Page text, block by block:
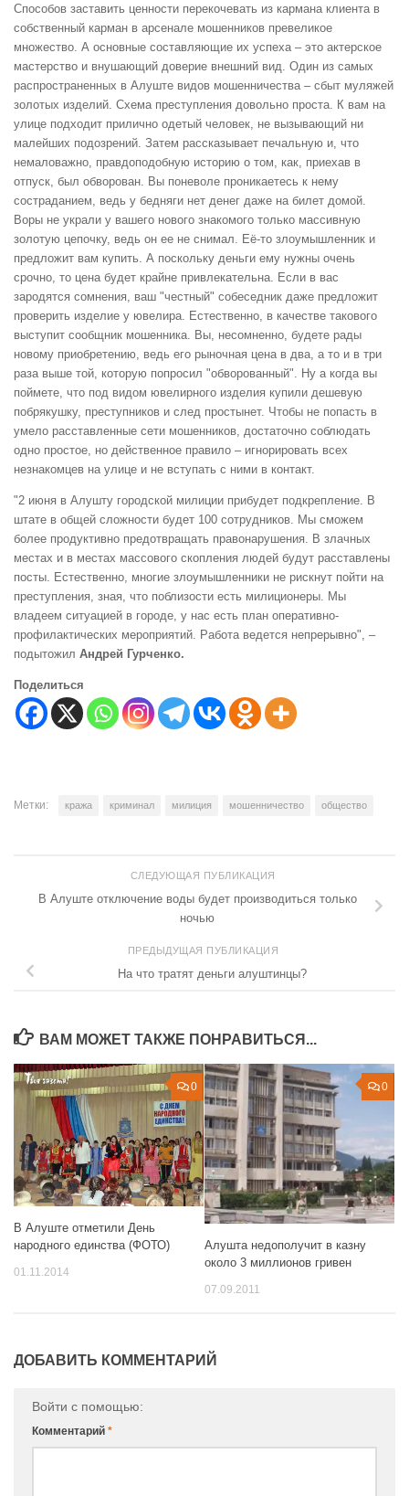
Способов заставить ценности перекочевать из кармана клиента в
собственный карман в арсенале мошенников превеликое
множество. А основные составляющие их успеха – это актерское
мастерство и внушающий доверие внешний вид. Один из самых
распространенных в Алуште видов мошенничества – сбыт муляжей
золотых изделий. Схема преступления довольно проста. К вам на
улице подходит прилично одетый человек, не вызывающий ни
малейших подозрений. Затем рассказывает печальную и, что
немаловажно, правдоподобную историю о том, как, приехав в
отпуск, был обворован. Вы поневоле проникаетесь к нему
состраданием, ведь у бедняги нет денег даже на билет домой.
Воры не украли у вашего нового знакомого только массивную
золотую цепочку, ведь он ее не снимал. Её-то злоумышленник и
предложит вам купить. А поскольку деньги ему нужны очень
срочно, то цена будет крайне привлекательна. Если в вас
зародятся сомнения, ваш "честный" собеседник даже предложит
проверить изделие у ювелира. Естественно, в качестве такового
выступит сообщник мошенника. Вы, несомненно, будете рады
новому приобретению, ведь его рыночная цена в два, а то и в три
раза выше той, которую попросил "обворованный". Ну а когда вы
поймете, что под видом ювелирного изделия купили дешевую
побрякушку, преступников и след простынет. Чтобы не попасть в
умело расставленные сети мошенников, достаточно соблюдать
одно простое, но действенное правило – игнорировать всех
незнакомцев на улице и не вступать с ними в контакт.
"2 июня в Алушту городской милиции прибудет подкрепление. В
штате в общей сложности будет 100 сотрудников. Мы сможем
более продуктивно предотвращать правонарушения. В злачных
местах и в местах массового скопления людей будут расставлены
посты. Естественно, многие злоумышленники не рискнут пойти на
преступления, зная, что поблизости есть милиционеры. Мы
владеем ситуацией в городе, у нас есть план оперативно-
профилактических мероприятий. Работа ведется непрерывно", –
подытожил Андрей Гурченко.
Поделиться
Метки: кража криминал милиция мошенничество общество
СЛЕДУЮЩАЯ ПУБЛИКАЦИЯ
В Алуште отключение воды будет производиться только
ночью
ПРЕДЫДУЩАЯ ПУБЛИКАЦИЯ
На что тратят деньги алуштинцы?
ВАМ МОЖЕТ ТАКЖЕ ПОНРАВИТЬСЯ...
0
В Алуште отметили День
народного единства (ФОТО)
01.11.2014
0
Алушта недополучит в казну
около 3 миллионов гривен
07.09.2011
ДОБАВИТЬ КОММЕНТАРИЙ
Войти с помощью:
Комментарий *